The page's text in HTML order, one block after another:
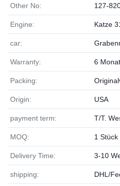
Other No: 127-
Engine: Katze
car:
Warranty: 6
Packing:
Origin: USA
payment term: T/T.
MOQ: 1 Stück
Delivery Time: 3-10
shipping: DHL/